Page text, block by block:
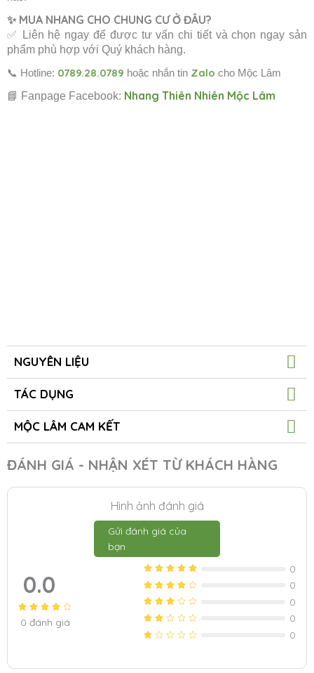
✨ MUA NHANG CHO CHUNG CƯ Ở ĐÂU?
✅ Liên hệ ngay để được tư vấn chi tiết và chọn ngay sản
phẩm phù hợp với Quý khách hàng.
📞 Hotline: 0789.28.0789 hoặc nhắn tin Zalo cho Mộc Lâm
📘 Fanpage Facebook: Nhang Thiên Nhiên Mộc Lâm
NGUYÊN LIỆU
TÁC DỤNG
MỘC LÂM CAM KẾT
ĐÁNH GIÁ - NHẬN XÉT TỪ KHÁCH HÀNG
0.0
0 đánh giá
0
0
0
0
0
Hình ảnh đánh giá
Gửi đánh giá của
bạn